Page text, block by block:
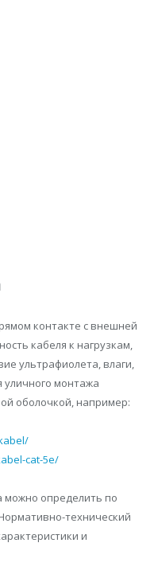
контакте с внешней
кабеля к нагрузкам,
ультрафиолета, влаги,
уличного монтажа
оболочкой, например:
cat-5e/
можно определить по
технический
и